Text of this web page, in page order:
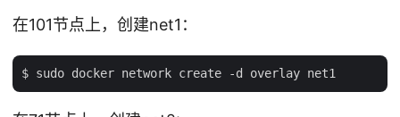
在101节点上，创建net1：